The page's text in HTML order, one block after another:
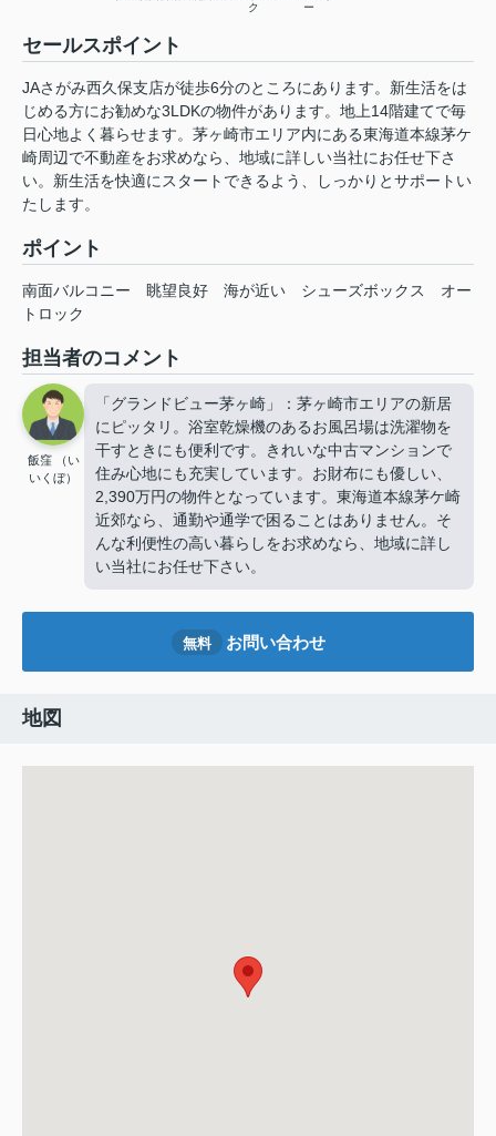
ク
ー
セールスポイント
JAさがみ西久保支店が徒歩6分のところにあります。新生活をは
じめる方にお勧めな3LDKの物件があります。地上14階建てで毎
日心地よく暮らせます。茅ヶ崎市エリア内にある東海道本線茅ケ
崎周辺で不動産をお求めなら、地域に詳しい当社にお任せ下さ
い。新生活を快適にスタートできるよう、しっかりとサポートい
たします。
ポイント
南面バルコニー 眺望良好 海が近い シューズボックス
オー
トロック
担当者のコメント
飯窪 （い
いくぼ）
「グランドビュー茅ヶ崎」：茅ヶ崎市エリアの新居
にピッタリ。浴室乾燥機のあるお風呂場は洗濯物を
干すときにも便利です。きれいな中古マンションで
住み心地にも充実しています。お財布にも優しい、
2,390万円の物件となっています。東海道本線茅ケ崎
近郊なら、通勤や通学で困ることはありません。そ
んな利便性の高い暮らしをお求めなら、地域に詳し
い当社にお任せ下さい。
無料 お問い合わせ
地図